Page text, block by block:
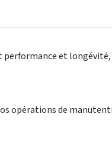
et longévité,
opérations de